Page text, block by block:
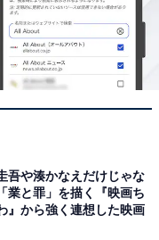
吾や湊かなえだけじゃな
業と罪」を描く『映画ち
』から強く連想した映画